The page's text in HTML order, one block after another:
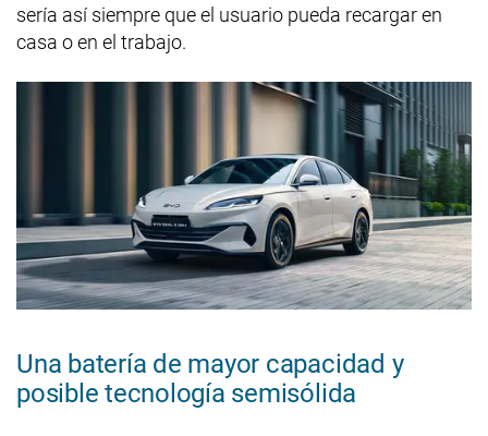
sería así siempre que el usuario pueda recargar en
casa o en el trabajo.
Una batería de mayor capacidad y
posible tecnología semisólida